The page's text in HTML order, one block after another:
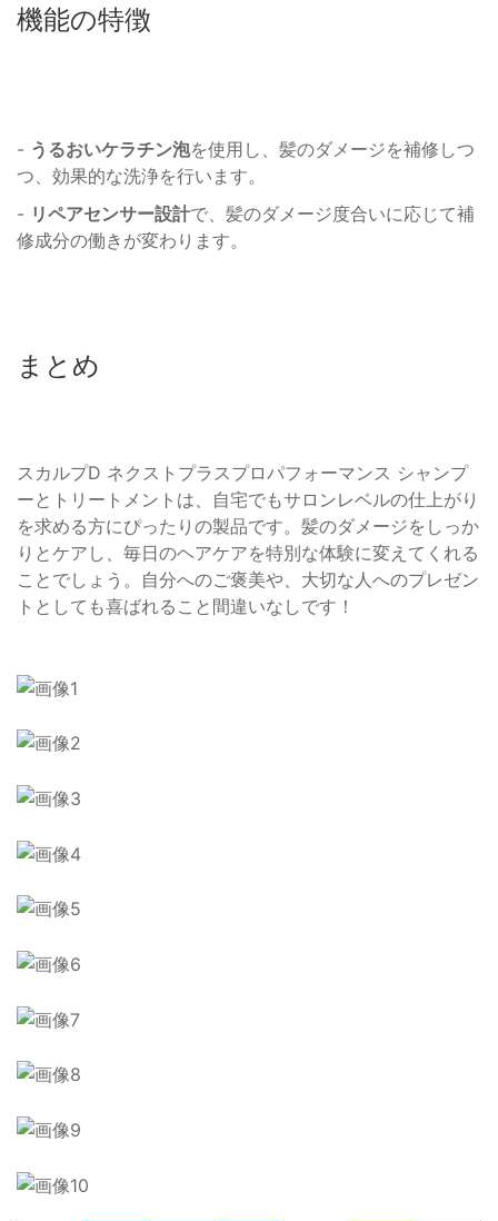
機能の特徴
- うるおいケラチン泡を使用し、髪のダメージを補修しつ
つ、効果的な洗浄を行います。
- リペアセンサー設計で、髪のダメージ度合いに応じて補
修成分の働きが変わります。
まとめ
スカルプD ネクストプラスプロパフォーマンス シャンプ
ーとトリートメントは、自宅でもサロンレベルの仕上がり
を求める方にぴったりの製品です。髪のダメージをしっか
りとケアし、毎日のヘアケアを特別な体験に変えてくれる
ことでしょう。自分へのご褒美や、大切な人へのプレゼン
トとしても喜ばれること間違いなしです！